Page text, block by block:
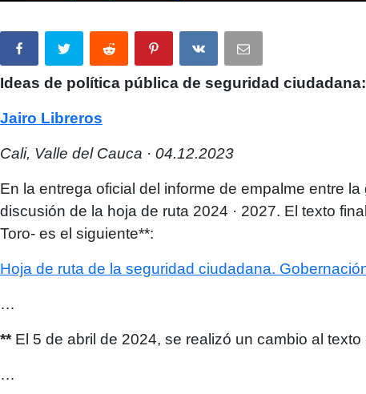
Ideas de política pública de seguridad
Jairo Libreros
Cali, Valle del Cauca · 04.12.2023
En la entrega oficial del informe de empalme entre
discusión de la hoja de ruta 2024 · 2027. El texto
Toro- es el siguiente**:
Hoja de ruta de la seguridad ciudadana.
…
**El 5 de abril de 2024, se realizó un cambio al
…